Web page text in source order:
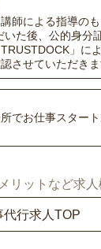
師による指導の
いた後、公的身分
」に
させていただきま
でお仕事スター
リットなど求
代行求人TOP